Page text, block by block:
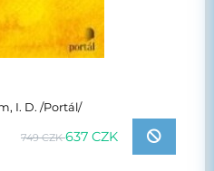
I. D. /Portál/
749 CZK637 CZK